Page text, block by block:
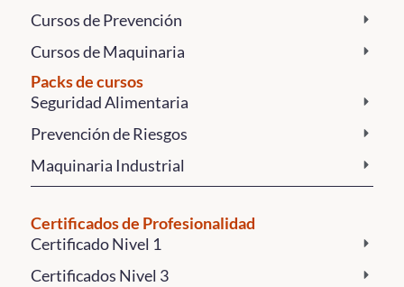
Cursos de Prevención
Cursos de Maquinaria
Packs de cursos
Seguridad Alimentaria
Prevención de Riesgos
Maquinaria Industrial
Certificados de Profesionalidad
Certificado Nivel 1
Certificados Nivel 3